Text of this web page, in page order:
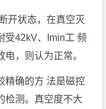
开状态，在真空灭
受42kV、Imin工 频
，则认为正常。
精确的方 法是磁控
检测。真空度不大